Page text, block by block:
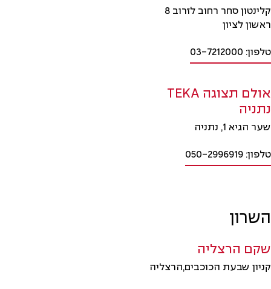
קלינטון סחר רחוב לזרוב 8
ראשון לציון
טלפון: 03-7212000
אולם תצוגה TEKA
נתניה
שער הגיא 1, נתניה
טלפון: 050-2996919
השרון
שקם הרצליה
קניון שבעת הכוכבים,הרצליה